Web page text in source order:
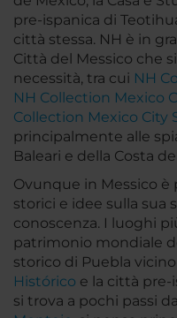
pre-ispanica di
città stessa. NH è in
Città del Messico che
necessità, tra cui NH
NH Collection Mexico
Collection Mexico City
principalmente alle
Baleari e della Costa
Ovunque in Messico
storici e idee sulla sua
conoscenza. I luoghi
patrimonio mondiale
storico di Puebla vicino
Histórico e la città pre-
si trova a pochi passi da